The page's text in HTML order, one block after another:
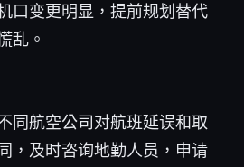
口变更明显，提前规划替代
乱。
同航空公司对航班延误和取
，及时咨询地勤人员，申请